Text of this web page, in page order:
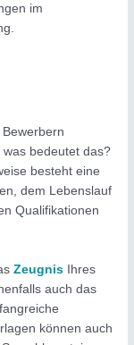
im
was bedeutet das?
besteht eine
dem Lebenslauf
Qualifikationen
Zeugnis Ihres
auch das
können auch